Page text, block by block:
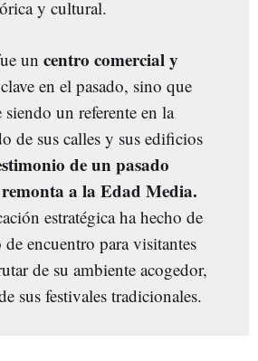
y cultural.
un centro comercial y
clave en el pasado, sino que
un referente en la
de sus calles y sus edificios
de un pasado
a la Edad Media.
estratégica ha hecho de
encuentro para visitantes
de su ambiente acogedor,
sus festivales tradicionales.